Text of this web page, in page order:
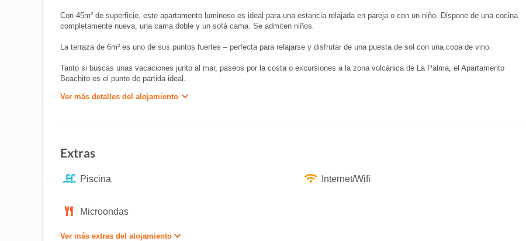
Con 45m² de superficie, este apartamento luminoso es ideal para una estancia relajada en pareja o con un niño. Dispone de una cocina
completamente nueva, una cama doble y un sofá cama. Se admiten niños.
La terraza de 6m² es uno de sus puntos fuertes – perfecta para relajarse y disfrutar de una puesta de sol con una copa de vino.
Tanto si buscas unas vacaciones junto al mar, paseos por la costa o excursiones a la zona volcánica de La Palma, el Apartamento
Beachito es el punto de partida ideal.
Ver más detalles del alojamiento
Extras
Piscina Internet/Wifi
Microondas
Ver más extras del alojamiento